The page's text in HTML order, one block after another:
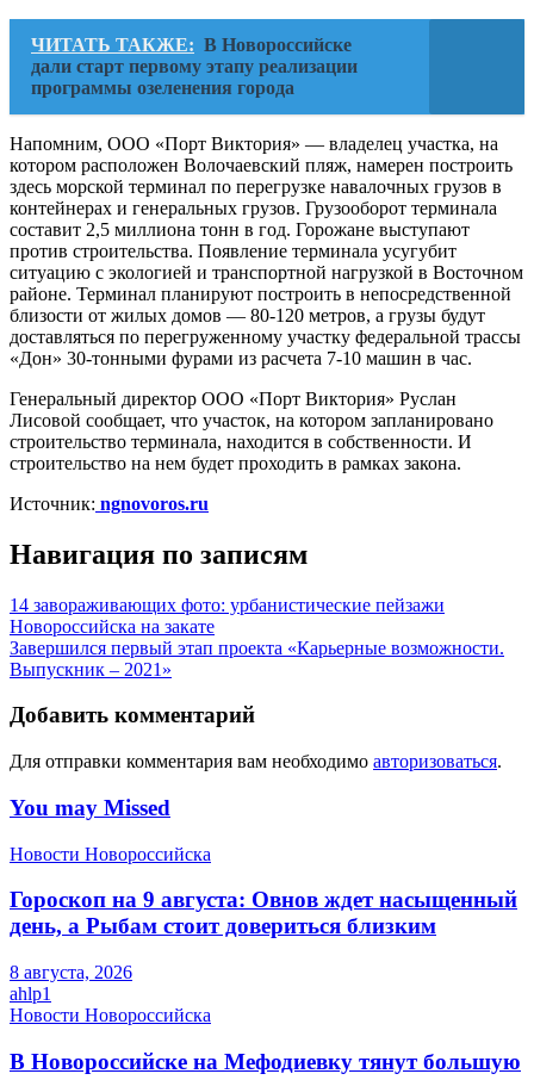
ЧИТАТЬ ТАКЖЕ: В Новороссийске
дали старт первому этапу реализации
программы озеленения города
Напомним, ООО «Порт Виктория» — владелец участка, на
котором расположен Волочаевский пляж, намерен построить
здесь морской терминал по перегрузке навалочных грузов в
контейнерах и генеральных грузов. Грузооборот терминала
составит 2,5 миллиона тонн в год. Горожане выступают
против строительства. Появление терминала усугубит
ситуацию с экологией и транспортной нагрузкой в Восточном
районе. Терминал планируют построить в непосредственной
близости от жилых домов — 80-120 метров, а грузы будут
доставляться по перегруженному участку федеральной трассы
«Дон» 30-тонными фурами из расчета 7-10 машин в час.
Генеральный директор ООО «Порт Виктория» Руслан
Лисовой сообщает, что участок, на котором запланировано
строительство терминала, находится в собственности. И
строительство на нем будет проходить в рамках закона.
Источник: ngnovoros.ru
Навигация по записям
14 завораживающих фото: урбанистические пейзажи
Новороссийска на закате
Завершился первый этап проекта «Карьерные возможности.
Выпускник – 2021»
Добавить комментарий
Для отправки комментария вам необходимо авторизоваться.
You may Missed
Новости Новороссийска
Гороскоп на 9 августа: Овнов ждет насыщенный
день, а Рыбам стоит довериться близким
8 августа, 2026
ahlp1
Новости Новороссийска
В Новороссийске на Мефодиевку тянут большую